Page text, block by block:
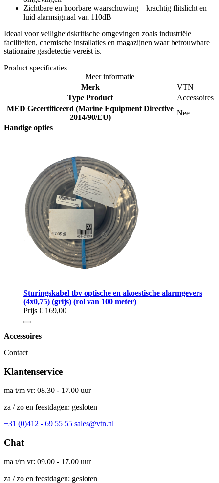
Zichtbare en hoorbare waarschuwing – krachtig flitslicht en
luid alarmsignaal van 110dB
Ideaal voor veiligheidskritische omgevingen zoals industriële
faciliteiten, chemische installaties en magazijnen waar betrouwbare
stationaire gasdetectie vereist is.
Product specificaties
Meer informatie
Merk
VTN
Type Product
Accessoires
MED Gecertificeerd (Marine Equipment Directive
2014/90/EU)
Nee
Handige opties
Sturingskabel tbv optische en akoestische alarmgevers
(4x0,75) (grijs) (rol van 100 meter)
Prijs € 169,00
Accessoires
Contact
Klantenservice
ma t/m vr: 08.30 - 17.00 uur
za / zo en feestdagen: gesloten
+31 (0)412 - 69 55 55 sales@vtn.nl
Chat
ma t/m vr: 09.00 - 17.00 uur
za / zo en feestdagen: gesloten